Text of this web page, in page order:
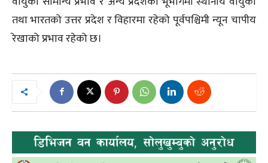
तथा भारतको उत्तर प्रदेश र विहारमा रहेको पूर्वपश्चिमी न्यून चापीय
रेखाको प्रभाव रहेको छ।